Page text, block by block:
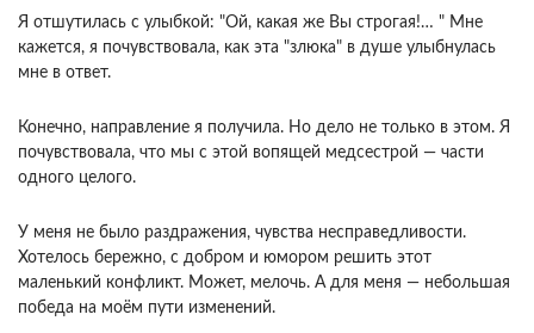
Я отшутилась с улыбкой: "Ой, какая же Вы строгая!… " Мне
кажется, я почувствовала, как эта "злюка" в душе улыбнулась
мне в ответ.
Конечно, направление я получила. Но дело не только в этом. Я
почувствовала, что мы с этой вопящей медсестрой — части
одного целого.
У меня не было раздражения, чувства несправедливости.
Хотелось бережно, с добром и юмором решить этот
маленький конфликт. Может, мелочь. А для меня — небольшая
победа на моём пути изменений.